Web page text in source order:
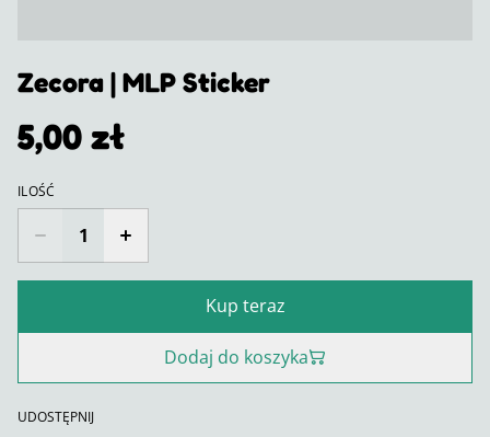
Zecora | MLP Sticker
5,00 zł
ILOŚĆ
Kup teraz
Dodaj do koszyka
UDOSTĘPNIJ